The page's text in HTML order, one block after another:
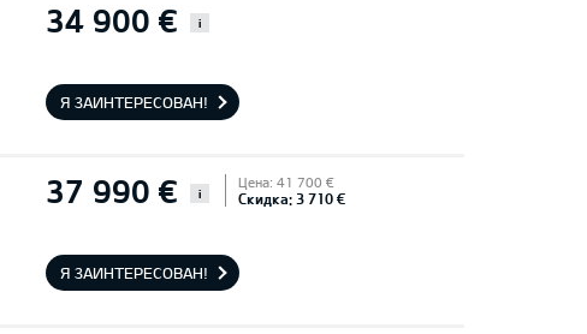
34 900 € i
Я ЗАИНТЕРЕСОВАН!
37 990 € i
Цена: 41 700 €
Скидка: 3 710 €
Я ЗАИНТЕРЕСОВАН!